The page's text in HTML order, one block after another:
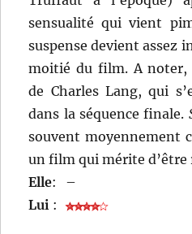
sensualité qui vient
suspense devient assez
moitié du film. A noter,
de Charles Lang, qui
dans la séquence finale.
souvent moyennement
un film qui mérite d’être
Elle:
–
Lui :